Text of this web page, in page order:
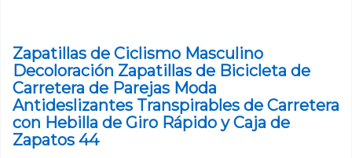
Zapatillas de Ciclismo Masculino
Decoloración Zapatillas de Bicicleta de
Carretera de Parejas Moda
Antideslizantes Transpirables de Carretera
con Hebilla de Giro Rápido y Caja de
Zapatos 44